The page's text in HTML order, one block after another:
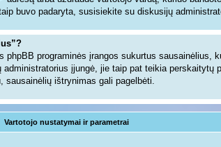
buvo padaryta, susisiekite su diskusijų
phpBB programinės įrangos sukurtus sausainėlius,
įjungė, jie taip pat teikia perskaitytų
sausainėlių ištrynimas gali pagelbėti.
Vartotojo nustatymai ir parametrai